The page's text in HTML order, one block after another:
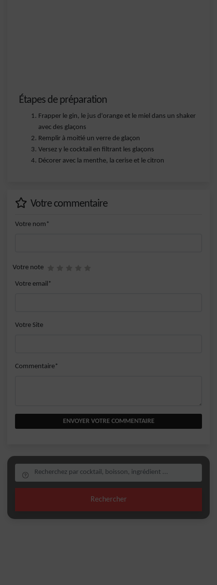
Étapes de préparation
Frapper le gin, le jus d'orange et le miel dans un shaker
avec des glaçons
Remplir à moitié un verre de glaçon
Versez y le cocktail en filtrant les glaçons
Décorer avec la menthe, la cerise et le citron
Votre commentaire
Votre nom*
Votre note
Votre email*
Votre Site
Commentaire*
ENVOYER VOTRE COMMENTAIRE
Rechercher